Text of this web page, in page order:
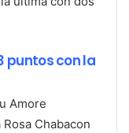
puntos con la
Amore
Chabacon